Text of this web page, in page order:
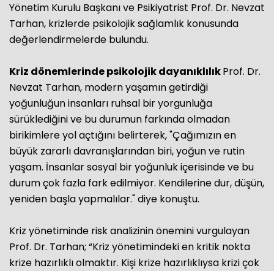
Yönetim Kurulu Başkanı ve Psikiyatrist Prof. Dr. Nevzat
Tarhan, krizlerde psikolojik sağlamlık konusunda
değerlendirmelerde bulundu.
Kriz dönemlerinde psikolojik dayanıklılıkProf. Dr.
Nevzat Tarhan, modern yaşamın getirdiği
yoğunluğun insanları ruhsal bir yorgunluğa
sürüklediğini ve bu durumun farkında olmadan
birikimlere yol açtığını belirterek, "Çağımızın en
büyük zararlı davranışlarından biri, yoğun ve rutin
yaşam. İnsanlar sosyal bir yoğunluk içerisinde ve bu
durum çok fazla fark edilmiyor. Kendilerine dur, düşün,
yeniden başla yapmalılar." diye konuştu.
Kriz yönetiminde risk analizinin önemini vurgulayan
Prof. Dr. Tarhan; “Kriz yönetimindeki en kritik nokta
krize hazırlıklı olmaktır. Kişi krize hazırlıklıysa krizi çok